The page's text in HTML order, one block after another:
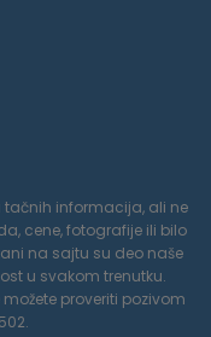
informacija, ali ne
cene, fotografije ili bilo
na sajtu su deo naše
u svakom trenutku.
proveriti pozivom